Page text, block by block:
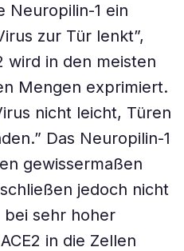
Neuropilin-1 ein
zur Tür lenkt”,
wird in den meisten
Mengen exprimiert.
nicht leicht, Türen
Das Neuropilin-1
gewissermaßen
jedoch nicht
bei sehr hoher
in die Zellen